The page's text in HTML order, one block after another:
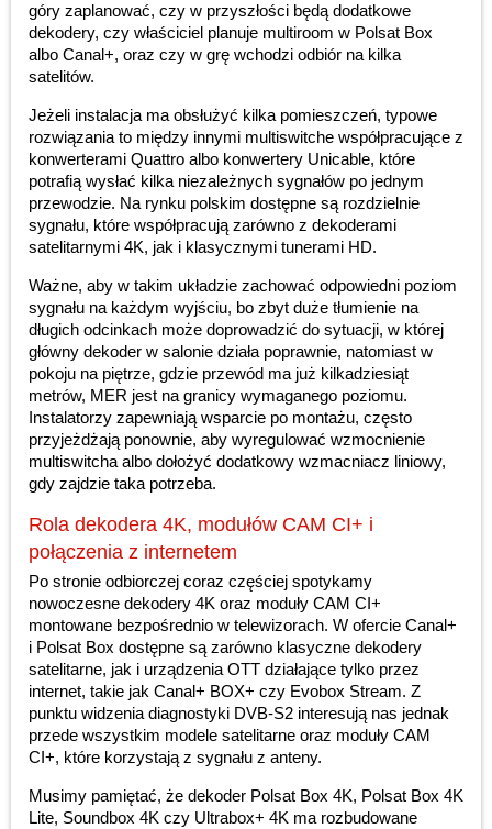
góry zaplanować, czy w przyszłości będą dodatkowe
dekodery, czy właściciel planuje multiroom w Polsat Box
albo Canal+, oraz czy w grę wchodzi odbiór na kilka
satelitów.
Jeżeli instalacja ma obsłużyć kilka pomieszczeń, typowe
rozwiązania to między innymi multiswitche współpracujące z
konwerterami Quattro albo konwertery Unicable, które
potrafią wysłać kilka niezależnych sygnałów po jednym
przewodzie. Na rynku polskim dostępne są rozdzielnie
sygnału, które współpracują zarówno z dekoderami
satelitarnymi 4K, jak i klasycznymi tunerami HD.
Ważne, aby w takim układzie zachować odpowiedni poziom
sygnału na każdym wyjściu, bo zbyt duże tłumienie na
długich odcinkach może doprowadzić do sytuacji, w której
główny dekoder w salonie działa poprawnie, natomiast w
pokoju na piętrze, gdzie przewód ma już kilkadziesiąt
metrów, MER jest na granicy wymaganego poziomu.
Instalatorzy zapewniają wsparcie po montażu, często
przyjeżdżają ponownie, aby wyregulować wzmocnienie
multiswitcha albo dołożyć dodatkowy wzmacniacz liniowy,
gdy zajdzie taka potrzeba.
Rola dekodera 4K, modułów CAM CI+ i
połączenia z internetem
Po stronie odbiorczej coraz częściej spotykamy
nowoczesne dekodery 4K oraz moduły CAM CI+
montowane bezpośrednio w telewizorach. W ofercie Canal+
i Polsat Box dostępne są zarówno klasyczne dekodery
satelitarne, jak i urządzenia OTT działające tylko przez
internet, takie jak Canal+ BOX+ czy Evobox Stream. Z
punktu widzenia diagnostyki DVB-S2 interesują nas jednak
przede wszystkim modele satelitarne oraz moduły CAM
CI+, które korzystają z sygnału z anteny.
Musimy pamiętać, że dekoder Polsat Box 4K, Polsat Box 4K
Lite, Soundbox 4K czy Ultrabox+ 4K ma rozbudowane